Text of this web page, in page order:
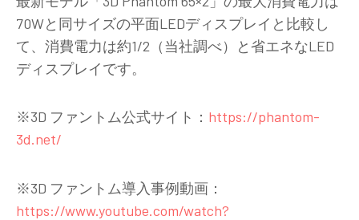
70Wと同サイズの平面LEDディスプレイと比較し
て、消費電力は約1/2（当社調べ）と省エネなLED
ディスプレイです。
※3D ファントム公式サイト： https://phantom-
3d.net/
※3D ファントム導入事例動画：
https://www.youtube.com/watch?